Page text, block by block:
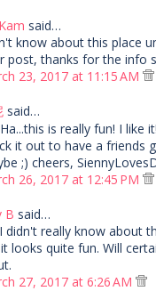
said…
know about this place
post, thanks for the info
23, 2017 at 11:15 AM
said…
is really fun! I like
it out to have a friends
;) cheers,
26, 2017 at 12:45 PM
B said…
didn't really know about
looks quite fun. Will
27, 2017 at 6:26 AM